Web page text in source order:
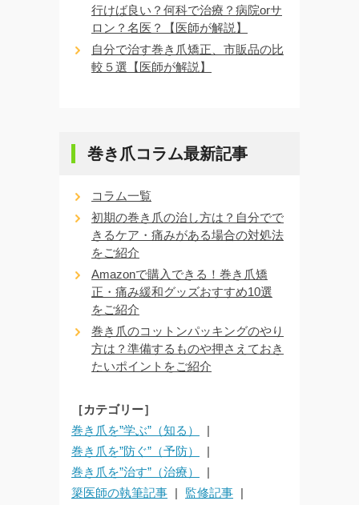
行けば良い？何科で治療？病院orサ
ロン？名医？【医師が解説】
自分で治す巻き爪矯正、市販品の比
較５選【医師が解説】
巻き爪コラム最新記事
コラム一覧
初期の巻き爪の治し方は？自分でで
きるケア・痛みがある場合の対処法
をご紹介
Amazonで購入できる！巻き爪矯
正・痛み緩和グッズおすすめ10選
をご紹介
巻き爪のコットンパッキングのやり
方は？準備するものや押さえておき
たいポイントをご紹介
［カテゴリー］
巻き爪を”学ぶ”（知る）
巻き爪を”防ぐ”（予防）
巻き爪を”治す”（治療）
簗医師の執筆記事
監修記事